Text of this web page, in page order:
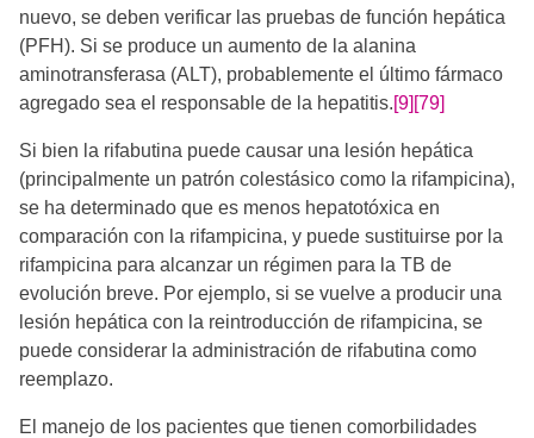
nuevo, se deben verificar las pruebas de función hepática
(PFH). Si se produce un aumento de la alanina
aminotransferasa (ALT), probablemente el último fármaco
agregado sea el responsable de la hepatitis.[9] [79]
Si bien la rifabutina puede causar una lesión hepática
(principalmente un patrón colestásico como la rifampicina),
se ha determinado que es menos hepatotóxica en
comparación con la rifampicina, y puede sustituirse por la
rifampicina para alcanzar un régimen para la TB de
evolución breve. Por ejemplo, si se vuelve a producir una
lesión hepática con la reintroducción de rifampicina, se
puede considerar la administración de rifabutina como
reemplazo.
El manejo de los pacientes que tienen comorbilidades